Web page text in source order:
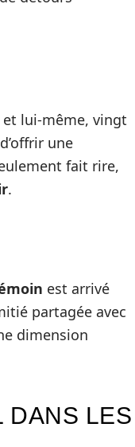
et lui-même, vingt
une
fait rire,
.
est arrivé
partagée avec
dimension
DANS LES